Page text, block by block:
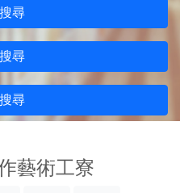
尋
尋
尋
藝術工寮